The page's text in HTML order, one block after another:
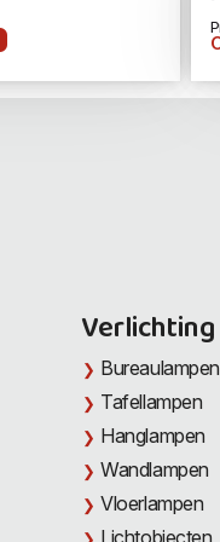
Verlichting
Bureaulampen
Tafellampen
Hanglampen
Wandlampen
Vloerlampen